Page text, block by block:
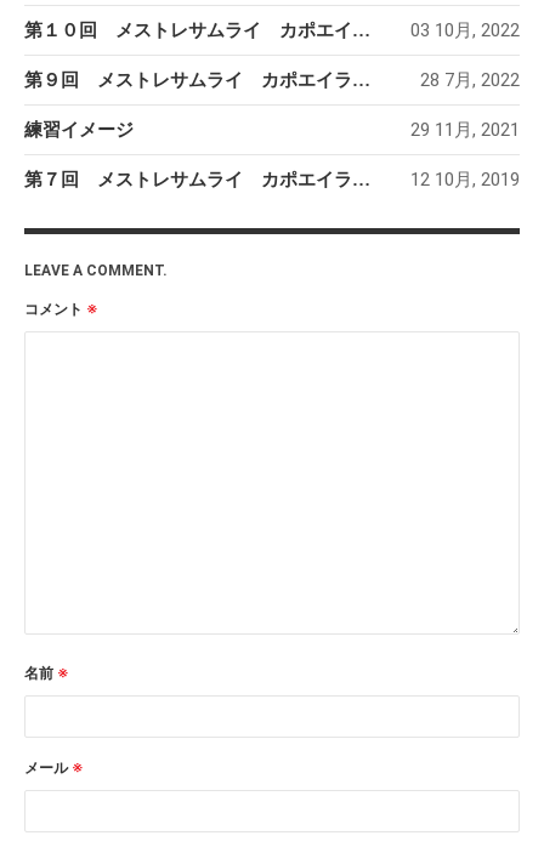
未分類
第１０回 メストレサムライ カポエイラ講習会【令和４年１０月１６日（日）】 03 10月, 2022
第９回 メストレサムライ カポエイラ講習会【令和４年８月７日（日）】 28 7月, 2022
練習イメージ 29 11月, 2021
第７回 メストレサムライ カポエイラ講習会【令和元年１０月２７日（日）】 12 10月, 2019
LEAVE A COMMENT.
コメント ※
名前 ※
メール ※